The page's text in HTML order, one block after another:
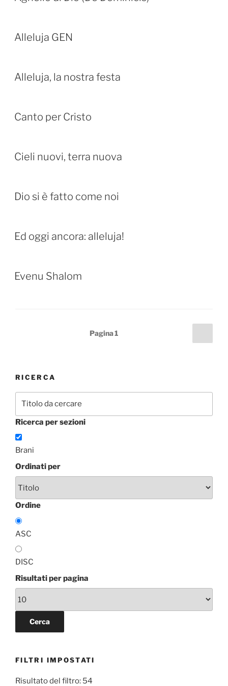
Alleluja GEN
Alleluja, la nostra festa
Canto per Cristo
Cieli nuovi, terra nuova
Dio si è fatto come noi
Ed oggi ancora: alleluja!
Evenu Shalom
Pagina1
RICERCA
Ricerca per sezioni
Brani
Ordinati per
Ordine
ASC
DISC
Risultati per pagina
FILTRI IMPOSTATI
Risultato del filtro: 54